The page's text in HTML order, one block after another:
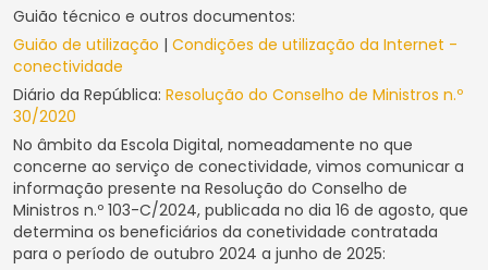
Guião técnico e outros documentos:
Guião de utilização | Condições de utilização da Internet -
conectividade
Diário da República: Resolução do Conselho de Ministros n.º
30/2020
No âmbito da Escola Digital, nomeadamente no que
concerne ao serviço de conectividade, vimos comunicar a
informação presente na Resolução do Conselho de
Ministros n.º 103-C/2024, publicada no dia 16 de agosto, que
determina os beneficiários da conetividade contratada
para o período de outubro 2024 a junho de 2025: